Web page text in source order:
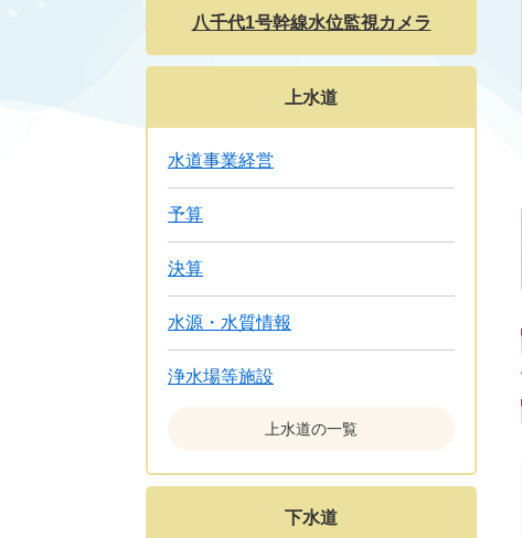
八千代1号幹線水位監視カメラ
上水道
水道事業経営
予算
決算
水源・水質情報
浄水場等施設
上水道の一覧
下水道